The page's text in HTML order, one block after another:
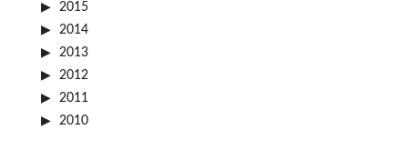
2015
2014
2013
2012
2011
2010